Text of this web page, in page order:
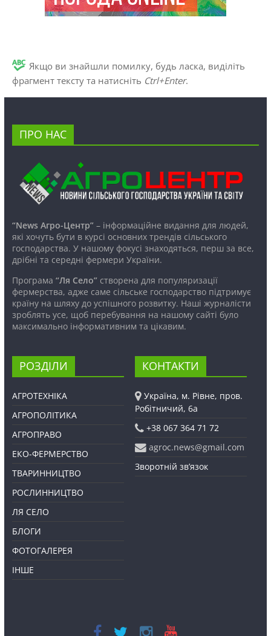
Якщо ви знайшли помилку, будь ласка, виділіть
фрагмент тексту та натисніть Ctrl+Enter.
ПРО НАС
“News Агро-Центр”– інформаційне видання для людей,
які хочуть бути в курсі основних трендів сільського
господарства. У нашому фокусі знаходяться, перш за все,
дрібні та середні фермери України.
Програма “Ля Село”створена для популяризації
фермерства, адже саме сільське господарство підтримує
країну на шляху до успішного розвитку. Наші журналісти
зроблять усе, щоб перебування на нашому сайті було
максимально інформативним та цікавим.
РОЗДІЛИ
АГРОТЕХНІКА
АГРОПОЛІТИКА
АГРОПРАВО
ЕКО-ФЕРМЕРСТВО
ТВАРИННИЦТВО
РОСЛИННИЦТВО
ЛЯ СЕЛО
БЛОГИ
ФОТОГАЛЕРЕЯ
ІНШЕ
КОНТАКТИ
Україна, м. Рівне, пров.
Робітничий, 6а
+38 067 364 71 72
agroc.news@gmail.com
Зворотній зв’язок